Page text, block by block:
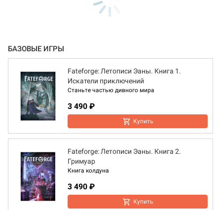
БАЗОВЫЕ ИГРЫ
Fateforge: Летописи Эаны. Книга 1.
Искатели приключений
Станьте частью дивного мира
3 490 ₽
Купить
Fateforge: Летописи Эаны. Книга 2.
Гримуар
Книга колдуна
3 490 ₽
Купить